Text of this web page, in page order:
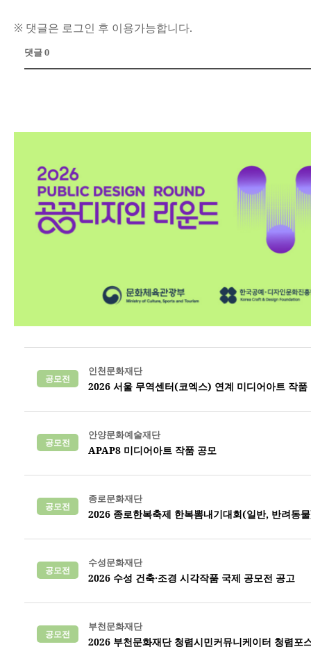
※ 댓글은 로그인 후 이용가능합니다.
댓글 0
공모전
인천문화재단
2026 서울 무역센터(코엑스) 연계 미디어아트 작품
공모전
안양문화예술재단
APAP8 미디어아트 작품 공모
공모전
종로문화재단
2026 종로한복축제 한복뽐내기대회(일반, 반려동
공모전
수성문화재단
2026 수성 건축·조경 시각작품 국제 공모전 공고
공모전
부천문화재단
2026 부천문화재단 청렴시민커뮤니케이터 청렴포